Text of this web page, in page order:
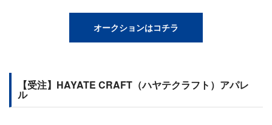
オークションはコチラ
【受注】HAYATE CRAFT（ハヤテクラフト）アパレ
ル